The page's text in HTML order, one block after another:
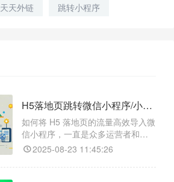
天天外链 跳转小程序
H5落地页跳转微信小程序/小程序任意页面/小程序码的操作方式是什么？
如何将 H5 落地页的流量高效导入微
信小程序，一直是众多运营者和开
发者头疼的问题。别担心，今天就
链】，它能帮你轻松实现 H5 落地页
2025-08-23 11:45:26